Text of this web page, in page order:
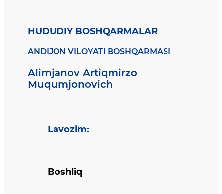
HUDUDIY BOSHQARMALAR
ANDIJON VILOYATI BOSHQARMASI
Alimjanov Artiqmirzo
Muqumjonovich
Lavozim:
Boshliq